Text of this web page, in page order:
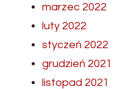
marzec 2022
luty 2022
styczeń 2022
grudzień 2021
listopad 2021